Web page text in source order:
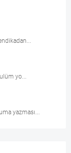
yo...
yazması...